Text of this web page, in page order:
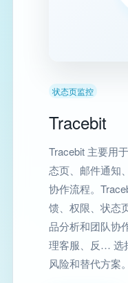
状态页监控
Tracebit
Tracebit 主要用
态页、邮件通知
协作流程。
馈、权限、状态
品分析和团队协
理客服、反… 选
风险和替代方案。